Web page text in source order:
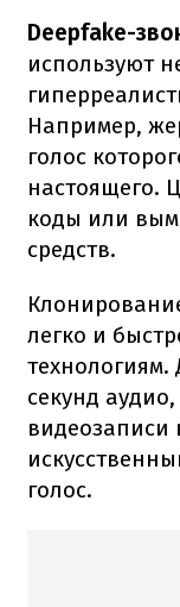
Deepfake-
используют
Например,
голос
настоящего.
коды или
средств.
легко и
секунд
видеозаписи
голос.